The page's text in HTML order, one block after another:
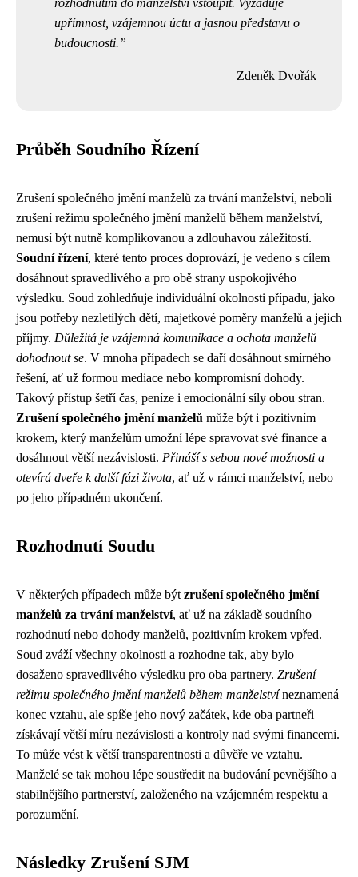
rozhodnutím do manželství vstoupit. Vyžaduje
upřímnost, vzájemnou úctu a jasnou představu o
budoucnosti.
Zdeněk Dvořák
Průběh Soudního Řízení
Zrušení společného jmění manželů za trvání manželství, neboli
zrušení režimu společného jmění manželů během manželství,
nemusí být nutně komplikovanou a zdlouhavou záležitostí.
Soudní řízení, které tento proces doprovází, je vedeno s cílem
dosáhnout spravedlivého a pro obě strany uspokojivého
výsledku. Soud zohledňuje individuální okolnosti případu, jako
jsou potřeby nezletilých dětí, majetkové poměry manželů a jejich
příjmy. Důležitá je vzájemná komunikace a ochota manželů
dohodnout se. V mnoha případech se daří dosáhnout smírného
řešení, ať už formou mediace nebo kompromisní dohody.
Takový přístup šetří čas, peníze i emocionální síly obou stran.
Zrušení společného jmění manželů může být i pozitivním
krokem, který manželům umožní lépe spravovat své finance a
dosáhnout větší nezávislosti. Přináší s sebou nové možnosti a
otevírá dveře k další fázi života, ať už v rámci manželství, nebo
po jeho případném ukončení.
Rozhodnutí Soudu
V některých případech může být zrušení společného jmění
manželů za trvání manželství, ať už na základě soudního
rozhodnutí nebo dohody manželů, pozitivním krokem vpřed.
Soud zváží všechny okolnosti a rozhodne tak, aby bylo
dosaženo spravedlivého výsledku pro oba partnery. Zrušení
režimu společného jmění manželů během manželstvíneznamená
konec vztahu, ale spíše jeho nový začátek, kde oba partneři
získávají větší míru nezávislosti a kontroly nad svými financemi.
To může vést k větší transparentnosti a důvěře ve vztahu.
Manželé se tak mohou lépe soustředit na budování pevnějšího a
stabilnějšího partnerství, založeného na vzájemném respektu a
porozumění.
Následky Zrušení SJM